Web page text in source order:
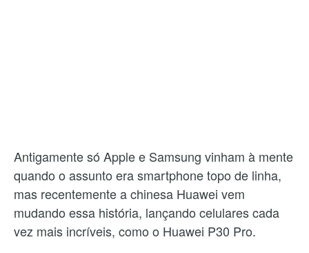
Antigamente só Apple e Samsung vinham à mente
quando o assunto era smartphone topo de linha,
mas recentemente a chinesa Huawei vem
mudando essa história, lançando celulares cada
vez mais incríveis, como o Huawei P30 Pro.